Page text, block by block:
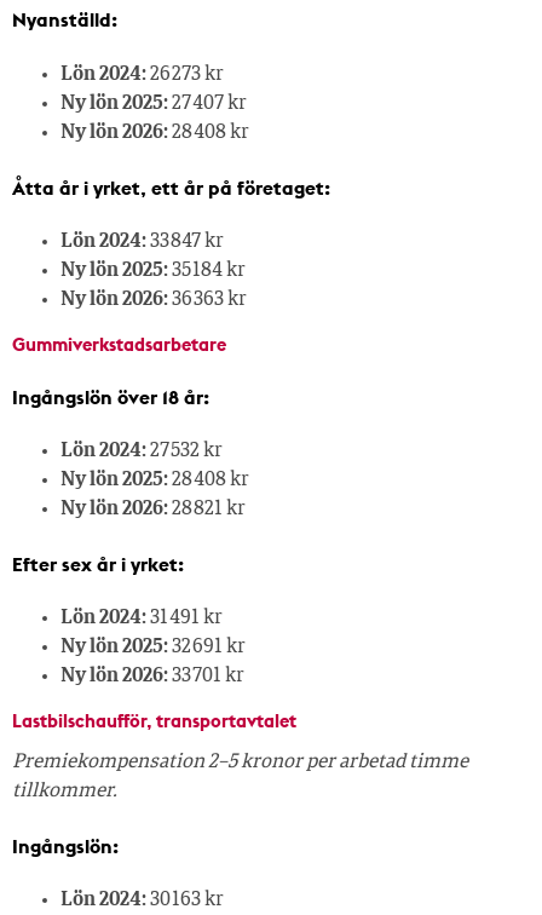
Nyanställd:
Lön 2024:26 273 kr
Ny lön 2025:27 407 kr
Ny lön 2026:28 408 kr
Åtta år i yrket, ett år på företaget:
Lön 2024:33 847 kr
Ny lön 2025:35 184 kr
Ny lön 2026:36 363 kr
Gummiverkstadsarbetare
Ingångslön över 18 år:
Lön 2024:27 532 kr
Ny lön 2025:28 408 kr
Ny lön 2026:28 821 kr
Efter sex år i yrket:
Lön 2024:31 491 kr
Ny lön 2025:32 691 kr
Ny lön 2026:33 701 kr
Lastbilschaufför, transportavtalet
Premiekompensation 2–5 kronor per arbetad timme
tillkommer.
Ingångslön:
Lön 2024:30 163 kr